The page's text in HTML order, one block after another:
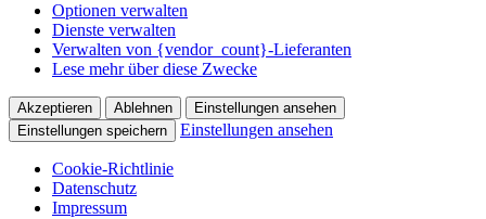
Optionen verwalten
Dienste verwalten
Verwalten von {vendor_count}-Lieferanten
Lese mehr über diese Zwecke
Akzeptieren Ablehnen
Einstellungen ansehen
Einstellungen speichern
Einstellungen ansehen
Cookie-Richtlinie
Datenschutz
Impressum